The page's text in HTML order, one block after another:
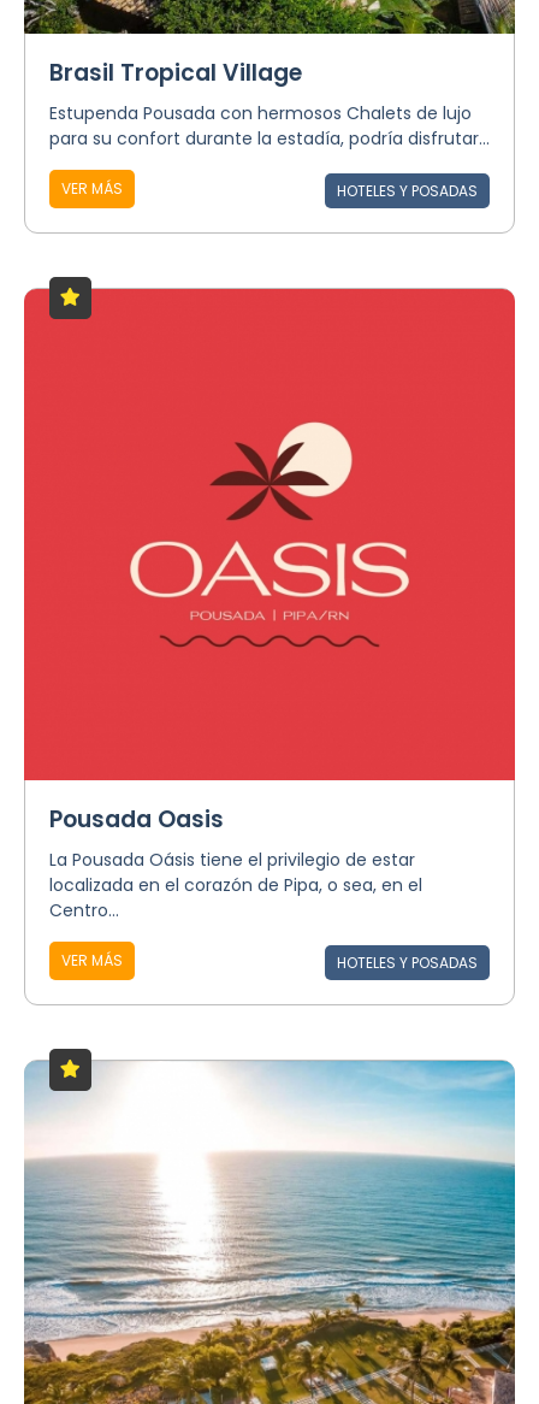
Brasil Tropical Village
Estupenda Pousada con hermosos Chalets de lujo
para su confort durante la estadía, podría disfrutar...
VER MÁS HOTELES Y POSADAS
Pousada Oasis
La Pousada Oásis tiene el privilegio de estar
localizada en el corazón de Pipa, o sea, en el
Centro...
VER MÁS HOTELES Y POSADAS